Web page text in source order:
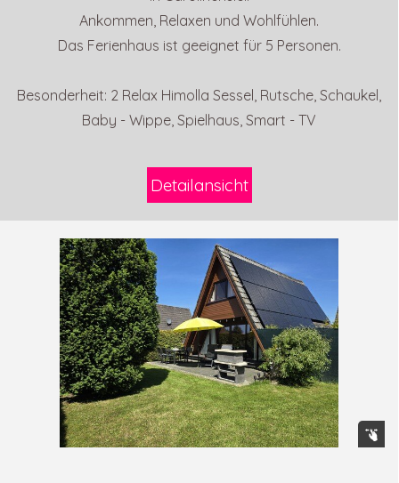
Ankommen, Relaxen und Wohlfühlen.
Das Ferienhaus ist geeignet für 5 Personen.
Besonderheit: 2 Relax Himolla Sessel, Rutsche, Schaukel,
Baby - Wippe, Spielhaus,Smart - TV
Detailansicht